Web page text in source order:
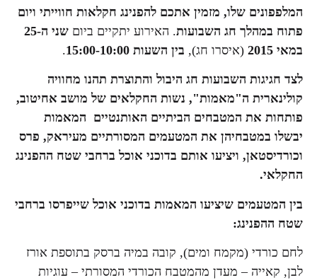
המלפפונים שלו, מזמין אתכם להפנינג חקלאות חווייתי ויום
פתוח במהלך חג השבועות. האירוע יתקיים ביום
שני ה-25
במאי 2015
(איסרו חג), בין השעות 15:00-10:00 .
לצד חגיגות השבועות חג היבול והתוצרת תהנו מחוויה
קולינארית ה"מאמות", נשות החקלאים של מושב אחיטוב,
פותחות את המטבחים הביתיים האותנטיים המאמות
יבשלו במטבחיהן את המטעמים המסורתיים מעיראק, פרס
וכורדיסטאן, ויציעו אותם בדוכני אוכל ברחבי שטח ההפנינג
החקלאי.
בין המטעמים שיציעו המאמות בדוכני אוכל שייפרסו ברחבי
שטח ההפנינג:
לחם כורדי (מקמח ומים), קובה במיה ברסק בתוספת אורז
לבן, קאייה – מעדן מהמטבח הכורדי המסורתי – עוגיות